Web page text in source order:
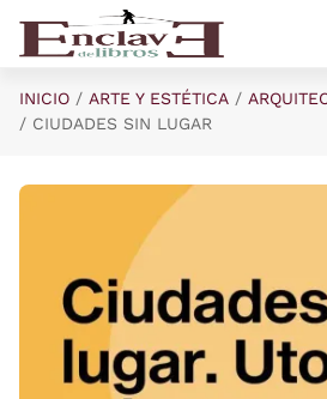
Saltar al contenido principal
INICIO ARTE Y ESTÉTICA
CIUDADES SIN LUGAR